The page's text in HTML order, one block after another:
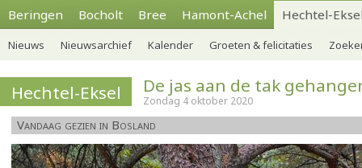
Beringen Bocholt Bree Hamont-Achel Hechtel-
Nieuws Nieuwsarchief Kalender Groeten & felicitaties
Hechtel-Eksel De jas aan de tak
Zondag 4 oktober 2020
Vandaag gezien in Bosland